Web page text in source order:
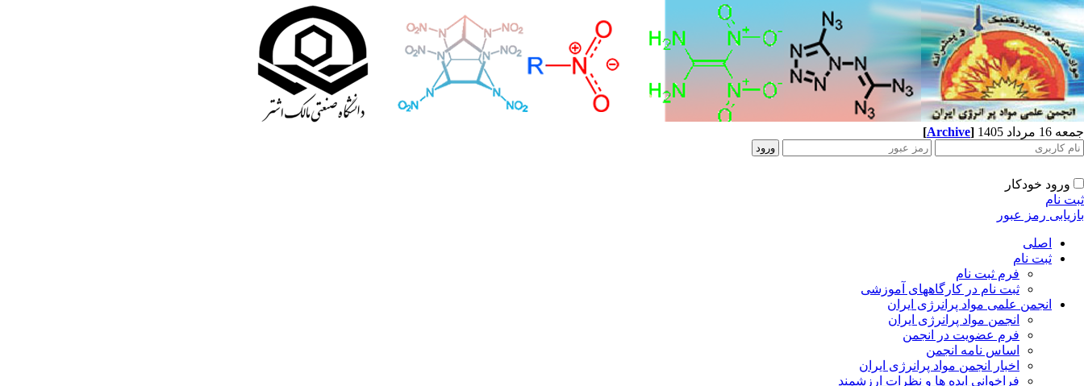
جمعه 16 مرداد 1405 [Archive]
ورود خودکار
ثبت نام
بازیابی رمز عبور
اصلی
ثبت نام
فرم ثبت نام
ثبت نام در کارگاههای آموزشی
انجمن علمی مواد پرانرژی ایران
انجمن مواد پرانرژی ایران
فرم عضویت در انجمن
اساس نامه انجمن
اخبار انجمن مواد پرانرژی ایران
فراخوانی ایده ها و نظرات ارزشمند